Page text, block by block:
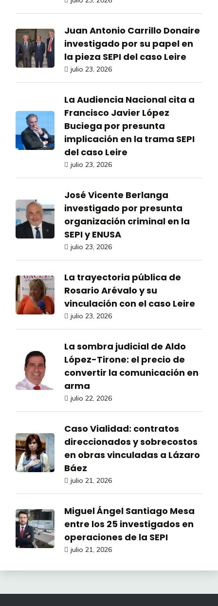
Juan Antonio Carrillo Donaire
investigado por su papel en
la pieza SEPI del caso Leire
julio 23, 2026
La Audiencia Nacional cita a
Francisco Javier López
Buciega por presunta
implicación en la trama SEPI
del caso Leire
julio 23, 2026
José Vicente Berlanga
investigado por presunta
organización criminal en la
SEPI y ENUSA
julio 23, 2026
La trayectoria pública de
Rosario Arévalo y su
vinculación con el caso Leire
julio 23, 2026
La sombra judicial de Aldo
López-Tirone: el precio de
convertir la comunicación en
arma
julio 22, 2026
Caso Vialidad: contratos
direccionados y sobrecostos
en obras vinculadas a Lázaro
Báez
julio 21, 2026
Miguel Ángel Santiago Mesa
entre los 25 investigados en
operaciones de la SEPI
julio 21, 2026